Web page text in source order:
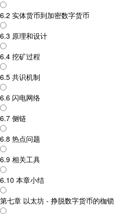
6.2 实体货币到加密数字货币
6.3 原理和设计
6.4 挖矿过程
6.5 共识机制
6.6 闪电网络
6.7 侧链
6.8 热点问题
6.9 相关工具
6.10 本章小结
第七章 以太坊 - 挣脱数字货币的枷锁